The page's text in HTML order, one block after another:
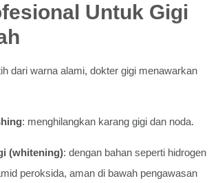
Untuk Gigi
dari warna alami, dokter gigi menawarkan
: menghilangkan karang gigi dan noda.
(whitening): dengan bahan seperti hidrogen
peroksida, aman di bawah pengawasan